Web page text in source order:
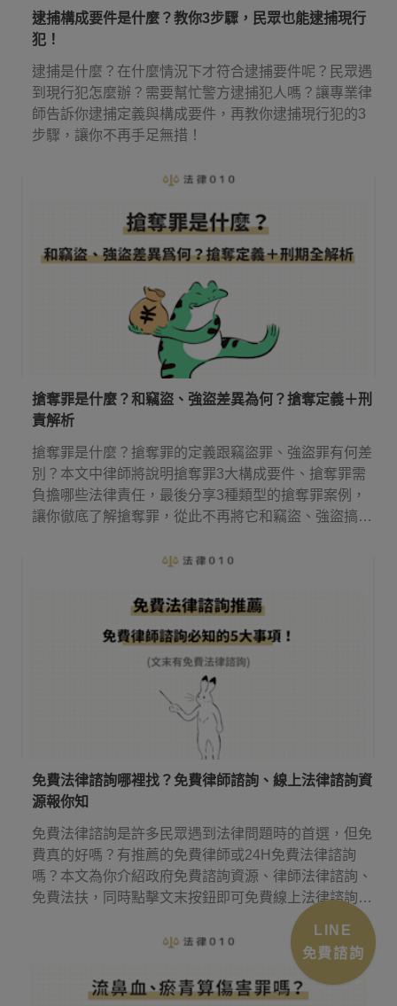
逮捕構成要件是什麼？教你3步驟，民眾也能逮捕現行
犯！
逮捕是什麼？在什麼情況下才符合逮捕要件呢？民眾遇
到現行犯怎麼辦？需要幫忙警方逮捕犯人嗎？讓專業律
師告訴你逮捕定義與構成要件，再教你逮捕現行犯的3
步驟，讓你不再手足無措！
搶奪罪是什麼？和竊盜、強盜差異為何？搶奪定義＋刑
責解析
搶奪罪是什麼？搶奪罪的定義跟竊盜罪、強盜罪有何差
別？本文中律師將說明搶奪罪3大構成要件、搶奪罪需
負擔哪些法律責任，最後分享3種類型的搶奪罪案例，
讓你徹底了解搶奪罪，從此不再將它和竊盜、強盜搞
免費法律諮詢哪裡找？免費律師諮詢、線上法律諮詢資
源報你知
免費法律諮詢是許多民眾遇到法律問題時的首選，但免
費真的好嗎？有推薦的免費律師或24H免費法律諮詢
嗎？本文為你介紹政府免費諮詢資源、律師法律諮詢、
免費法扶，同時點擊文末按鈕即可免費線上法律諮詢，
LINE
免費諮詢